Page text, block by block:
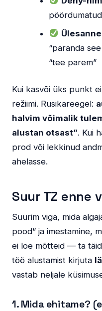
“paranda
“tee parem”
Kui kasvõi üks punkt
režiimi. Rusikareegel:
halvim võimalik
alustan otsast”. Kui
prod või lekkinud
ahelasse.
Suur TZ enne
Suurim viga, mida
pood” ja imestamine,
ei loe mõtteid — ta
töö alustamist kirjuta
vastab neljale
1. Mida ehitame?